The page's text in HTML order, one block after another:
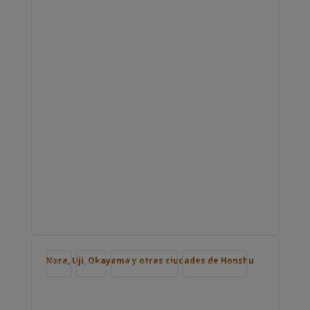
Blog Japón Nuestros viajes Viajar por Asia
Nara, Uji, Okayama y otras ciudades de Honshu